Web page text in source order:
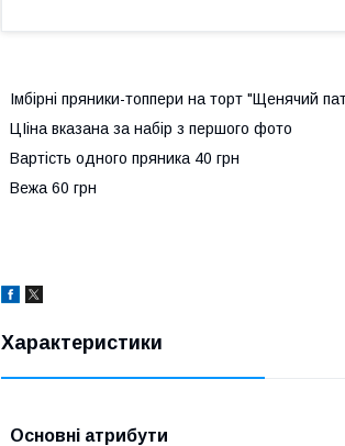
Імбірні пряники-топпери на торт "Щенячий
ЦІіна вказана за набір з першого фото
Вартість одного пряника 40 грн
Вежа 60 грн
Характеристики
Основні атрибути